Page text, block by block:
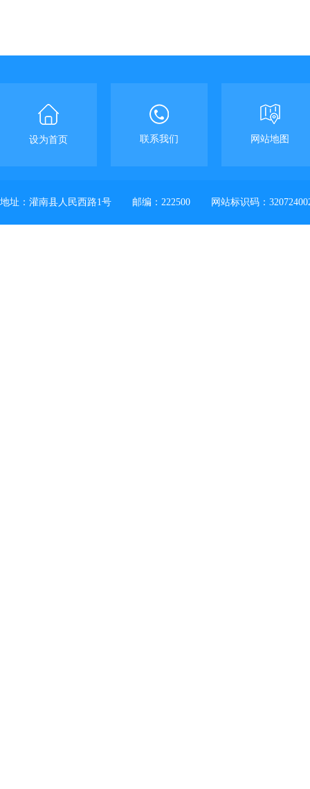
设为首页 联系我们 网站地图
地址：灌南县人民西路1号 邮编：222500 网站标识码：